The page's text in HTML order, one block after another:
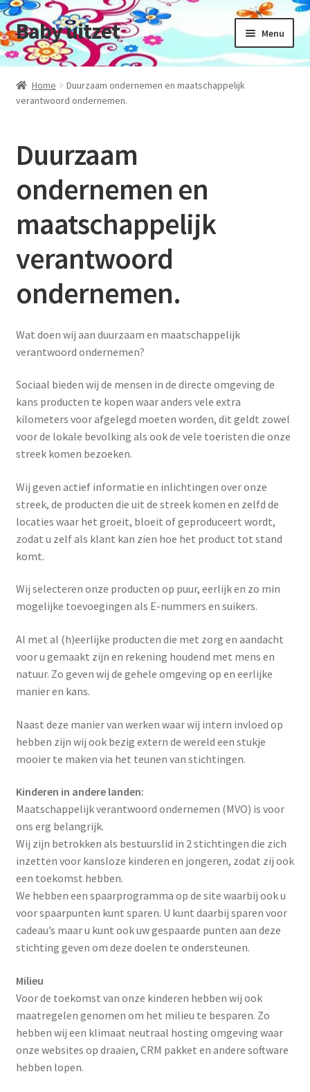
Ga
door
naar
navigatie
Ga
naar
de
inhoud
Baby uitzet Menu
Home
Betalingsmogelijkheden
Duurzaam ondernemen en maatschappelijk
verantwoord ondernemen.
Ruilen & Retourneren
Verzend informatie en status
Algemene voorwaarden
Andere activiteiten op het erf
Barnsbury
Garantie
Klantenservice
Onze (h)eerlijke prodcuten
Over ons
Privacybeleid
Producten
Terugbetaal- en retourneringsbeleid
Voorbeeld pagina
Winkel
Winkelwagen
Home
Duurzaam ondernemen en maatschappelijk
verantwoord ondernemen.
Duurzaam
ondernemen en
maatschappelijk
verantwoord
ondernemen.
Wat doen wij aan duurzaam en maatschappelijk
verantwoord ondernemen?
Sociaal bieden wij de mensen in de directe omgeving de
kans producten te kopen waar anders vele extra
kilometers voor afgelegd moeten worden, dit geldt zowel
voor de lokale bevolking als ook de vele toeristen die onze
streek komen bezoeken.
Wij geven actief informatie en inlichtingen over onze
streek, de producten die uit de streek komen en zelfd de
locaties waar het groeit, bloeit of geproduceert wordt,
zodat u zelf als klant kan zien hoe het product tot stand
komt.
Wij selecteren onze producten op puur, eerlijk en zo min
mogelijke toevoegingen als E-nummers en suikers.
Al met al (h)eerlijke producten die met zorg en aandacht
voor u gemaakt zijn en rekening houdend met mens en
natuur. Zo geven wij de gehele omgeving op en eerlijke
manier en kans.
Naast deze manier van werken waar wij intern invloed op
hebben zijn wij ook bezig extern de wereld een stukje
mooier te maken via het teunen van stichtingen.
Kinderen in andere landen:
Maatschappelijk verantwoord ondernemen (MVO) is voor
ons erg belangrijk.
Wij zijn betrokken als bestuurslid in 2 stichtingen die zich
inzetten voor kansloze kinderen en jongeren, zodat zij ook
een toekomst hebben.
We hebben een spaarprogramma op de site waarbij ook u
voor spaarpunten kunt sparen. U kunt daarbij sparen voor
cadeau’s maar u kunt ook uw gespaarde punten aan deze
stichting geven om deze doelen te ondersteunen.
Milieu
Voor de toekomst van onze kinderen hebben wij ook
maatregelen genomen om het milieu te besparen. Zo
hebben wij een klimaat neutraal hosting omgeving waar
onze websites op draaien, CRM pakket en andere software
hebben lopen.